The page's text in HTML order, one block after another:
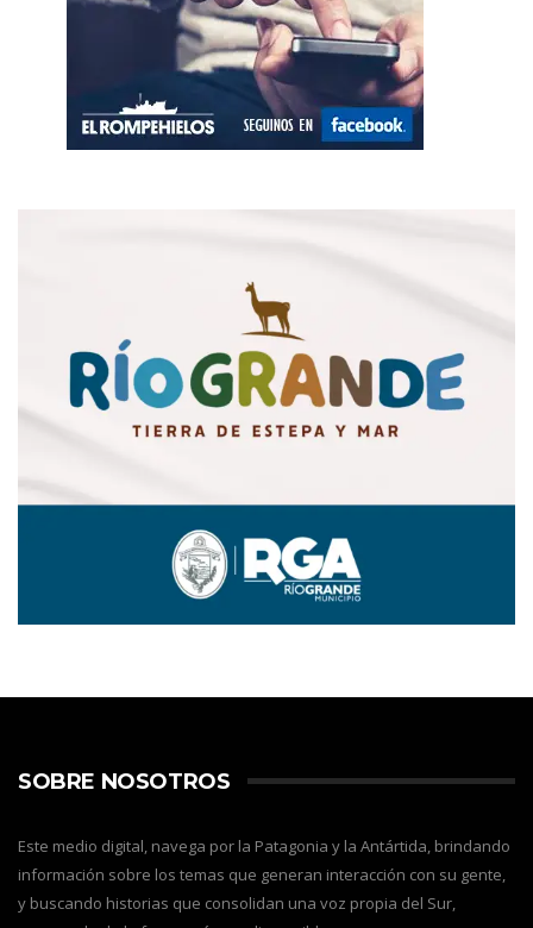
SOBRE NOSOTROS
Este medio digital, navega por la Patagonia y la Antártida, brindando
información sobre los temas que generan interacción con su gente,
y buscando historias que consolidan una voz propia del Sur,